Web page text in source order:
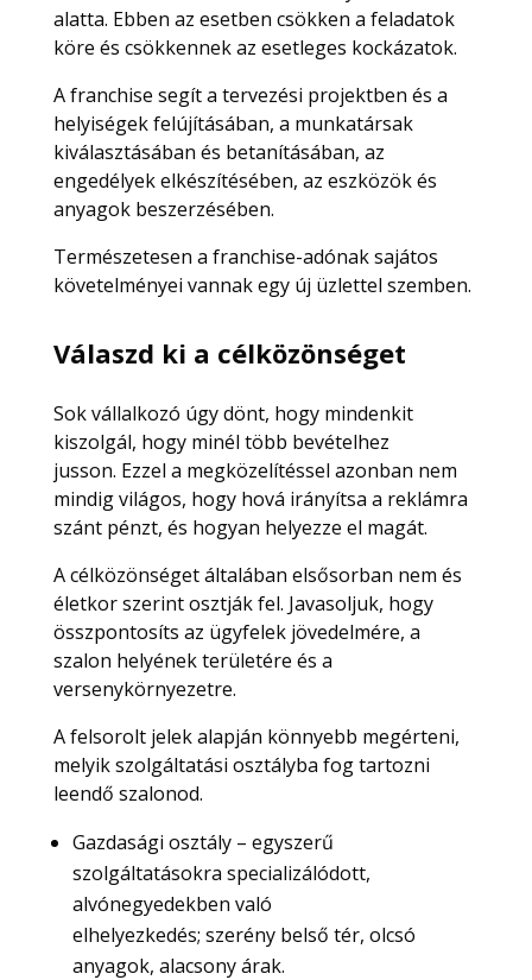
alatta. Ebben az esetben csökken a feladatok
köre és csökkennek az esetleges kockázatok.
A franchise segít a tervezési projektben és a
helyiségek felújításában, a munkatársak
kiválasztásában és betanításában, az
engedélyek elkészítésében, az eszközök és
anyagok beszerzésében.
Természetesen a franchise-adónak sajátos
követelményei vannak egy új üzlettel szemben.
Válaszd ki a célközönséget
Sok vállalkozó úgy dönt, hogy mindenkit
kiszolgál, hogy minél több bevételhez
jusson. Ezzel a megközelítéssel azonban nem
mindig világos, hogy hová irányítsa a reklámra
szánt pénzt, és hogyan helyezze el magát.
A célközönséget általában elsősorban nem és
életkor szerint osztják fel. Javasoljuk, hogy
összpontosíts az ügyfelek jövedelmére, a
szalon helyének területére és a
versenykörnyezetre.
A felsorolt ​​jelek alapján könnyebb megérteni,
melyik szolgáltatási osztályba fog tartozni
leendő szalonod.
Gazdasági osztály – egyszerű
szolgáltatásokra specializálódott,
alvónegyedekben való
elhelyezkedés; szerény belső tér, olcsó
anyagok, alacsony árak.